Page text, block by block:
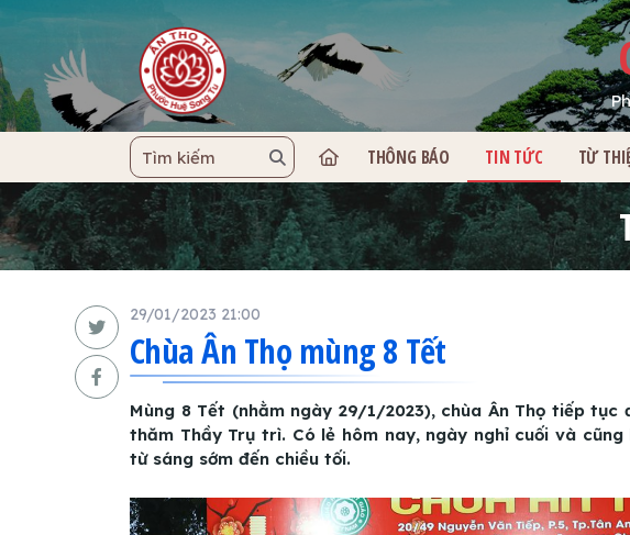
TRANG CHỦ
THÔNG BÁO TIN TỨC TỪ
29/01/2023 21:00
Chùa Ân Thọ mùng 8 Tết
Mùng 8 Tết (nhằm ngày 29/1/2023), chùa Ân Thọ tiếp
thăm Thầy Trụ trì. Có lẻ hôm nay, ngày nghỉ cuối và
từ sáng sớm đến chiều tối.